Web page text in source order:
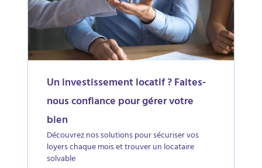
Un investissement locatif ? Faites-
nous confiance pour gérer votre
bien
Découvrez nos solutions pour sécuriser vos
loyers chaque mois et trouver un locataire
solvable